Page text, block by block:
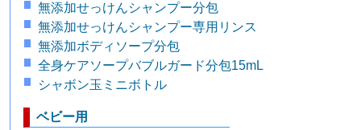
無添加せっけんシャンプー分包
無添加せっけんシャンプー専用リンス
無添加ボディソープ分包
全身ケアソープバブルガード分包15mL
シャボン玉ミニボトル
ベビー用